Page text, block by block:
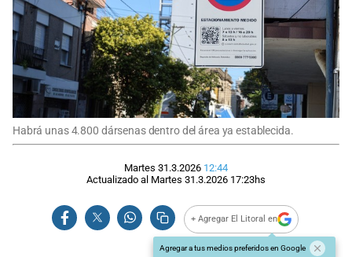
Habrá unas 4.800 dársenas dentro del área ya establecida.
Martes 31.3.2026 12:44
Actualizado al Martes 31.3.2026 17:23hs
+ Agregar El Litoral en
Agregar a tus medios preferidos en Google